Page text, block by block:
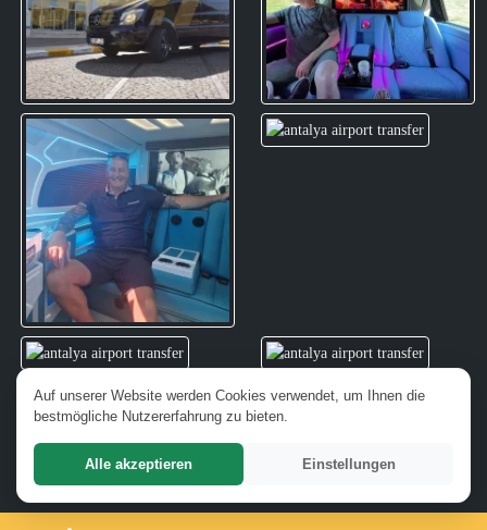
Auf unserer Website werden Cookies verwendet, um Ihnen die
bestmögliche Nutzererfahrung zu bieten.
Alle akzeptieren Einstellungen